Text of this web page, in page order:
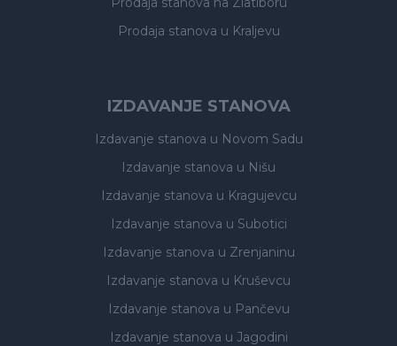
Prodaja stanova u Kraljevu
IZDAVANJE STANOVA
Izdavanje stanova u Novom Sadu
Izdavanje stanova u Nišu
Izdavanje stanova u Kragujevcu
Izdavanje stanova u Subotici
Izdavanje stanova u Zrenjaninu
Izdavanje stanova u Kruševcu
Izdavanje stanova u Pančevu
Izdavanje stanova u Jagodini